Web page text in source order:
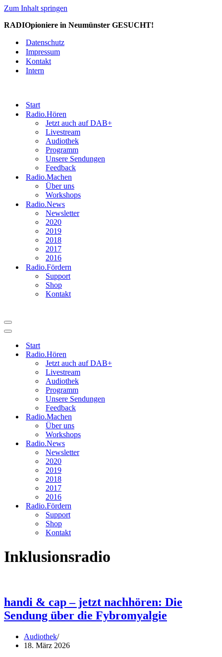
Zum Inhalt springen
RADIOpioniere in Neumünster GESUCHT!
Datenschutz
Impressum
Kontakt
Intern
Start
Radio.Hören
Jetzt auch auf DAB+
Livestream
Audiothek
Programm
Unsere Sendungen
Feedback
Radio.Machen
Über uns
Workshops
Radio.News
Newsletter
2020
2019
2018
2017
2016
Radio.Fördern
Support
Shop
Kontakt
Navigationsmenü
Navigationsmenü
Start
Radio.Hören
Jetzt auch auf DAB+
Livestream
Audiothek
Programm
Unsere Sendungen
Feedback
Radio.Machen
Über uns
Workshops
Radio.News
Newsletter
2020
2019
2018
2017
2016
Radio.Fördern
Support
Shop
Kontakt
Inklusionsradio
handi & cap – jetzt nachhören: Die
Sendung über die Fybromyalgie
Audiothek
18. März 2026